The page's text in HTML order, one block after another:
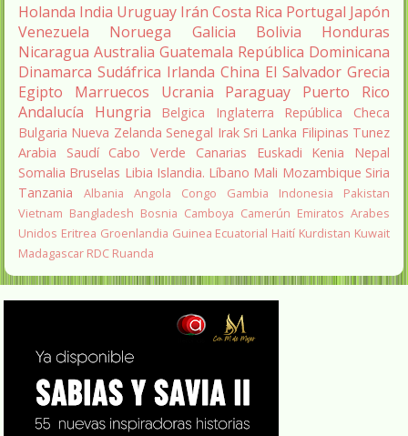
Holanda India Uruguay Irán Costa Rica Portugal Japón
Venezuela
Noruega Galicia Bolivia
Honduras
Nicaragua Australia Guatemala República Dominicana
Dinamarca Sudáfrica Irlanda China El Salvador Grecia
Egipto
Marruecos Ucrania Paraguay
Puerto Rico
Andalucía
Hungria Belgica Inglaterra
República Checa
Bulgaria Nueva Zelanda Senegal Irak Sri Lanka Filipinas Tunez
Arabia Saudí Cabo Verde Canarias Euskadi Kenia
Nepal
Somalia Bruselas Libia Islandia. Líbano Mali Mozambique Siria
Tanzania
Albania Angola Congo Gambia Indonesia
Pakistan
Vietnam Bangladesh Bosnia Camboya Camerún Emiratos Arabes
Unidos Eritrea Groenlandia Guinea Ecuatorial Haití Kurdistan Kuwait
Madagascar RDC Ruanda